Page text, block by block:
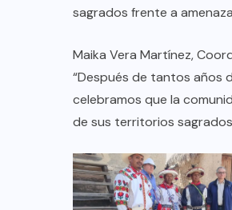
sagrados frente a
Maika Vera Martínez,
“Después de tantos años
celebramos que la
de sus territorios